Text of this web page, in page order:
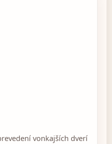
vonkajších dverí